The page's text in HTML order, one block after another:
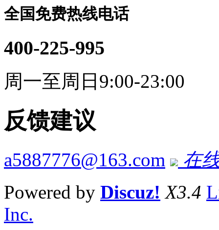
全国免费热线电话
400-225-995
周一至周日9:00-23:00
反馈建议
a5887776@163.com
在
Powered by Discuz! X3.4
Inc.